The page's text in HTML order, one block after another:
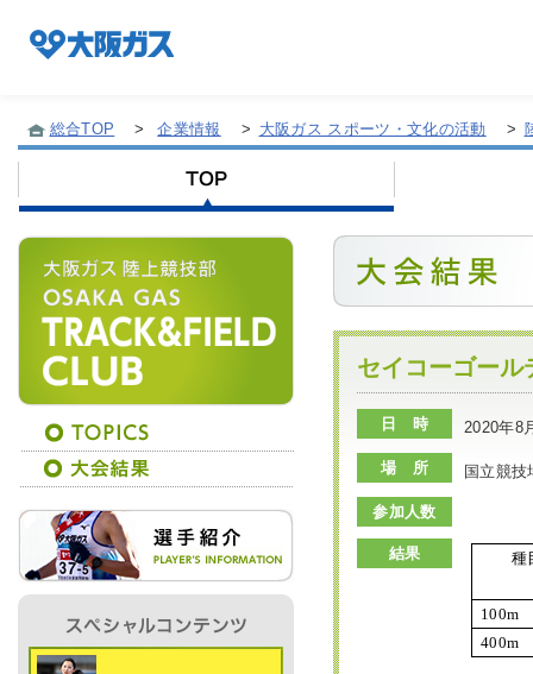
企業/グループについて
社会貢献
技術開発
サステナビリティ
総合TOP > 企業情報 > 大阪ガス スポーツ・文化の活動 >
セイコーゴール
日 時 2020年8
場 所 国立競技
参加人数
結果 種
100m
400m